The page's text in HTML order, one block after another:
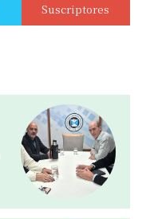
Suscriptores